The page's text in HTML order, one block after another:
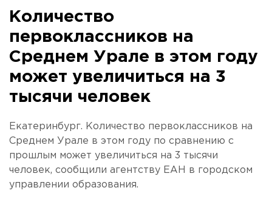
Количество
первоклассников на
Среднем Урале в этом году
может увеличиться на 3
тысячи человек
Екатеринбург. Количество первоклассников на
Среднем Урале в этом году по сравнению с
прошлым может увеличиться на 3 тысячи
человек, сообщили агентству ЕАН в городском
управлении образования.